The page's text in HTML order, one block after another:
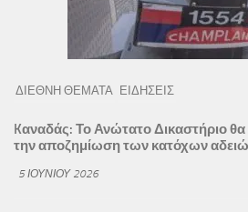
ΔΙΕΘΝΗ ΘΕΜΑΤΑ ΕΙΔΗΣΕΙΣ
Kαναδάς: Το Ανώτατο Δικαστήριο θα
την αποζημίωση των κατόχων
5 ΙΟΥΝΊΟΥ 2026